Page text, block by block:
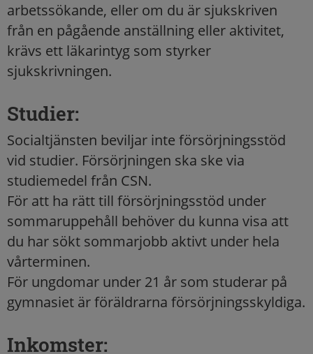
arbetssökande, eller om du är sjukskriven
från en pågående anställning eller aktivitet,
krävs ett läkarintyg som styrker
sjukskrivningen.
Studier:
Socialtjänsten beviljar inte försörjningsstöd
vid studier. Försörjningen ska ske via
studiemedel från CSN.
För att ha rätt till försörjningsstöd under
sommaruppehåll behöver du kunna visa att
du har sökt sommarjobb aktivt under hela
vårterminen.
För ungdomar under 21 år som studerar på
gymnasiet är föräldrarna försörjningsskyldiga.
Inkomster: